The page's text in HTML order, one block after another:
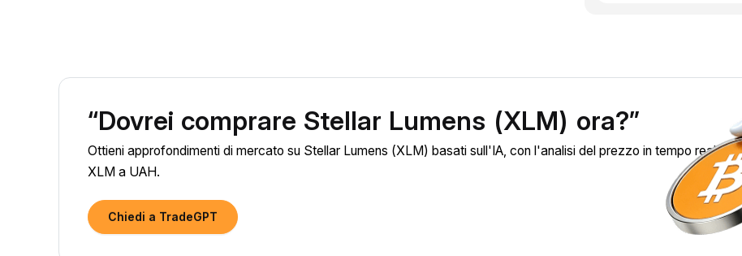
“Dovrei comprare Stellar Lumens (XLM) ora?”
Ottieni approfondimenti di mercato su Stellar Lumens (XLM) basati sull'IA, con l'analisi del prezzo in tempo reale da
XLM a UAH.
Chiedi a TradeGPT